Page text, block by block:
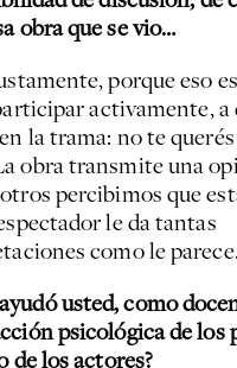
obra que se vio…
porque eso
activamente, a
la trama: no te
obra transmite una
percibimos que
le da tantas
como le parece.
usted, como
psicológica de los
de los actores?